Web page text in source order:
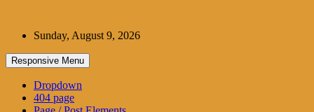
contentSunday, August 9, 2026
Responsive Menu
Dropdown
404 page